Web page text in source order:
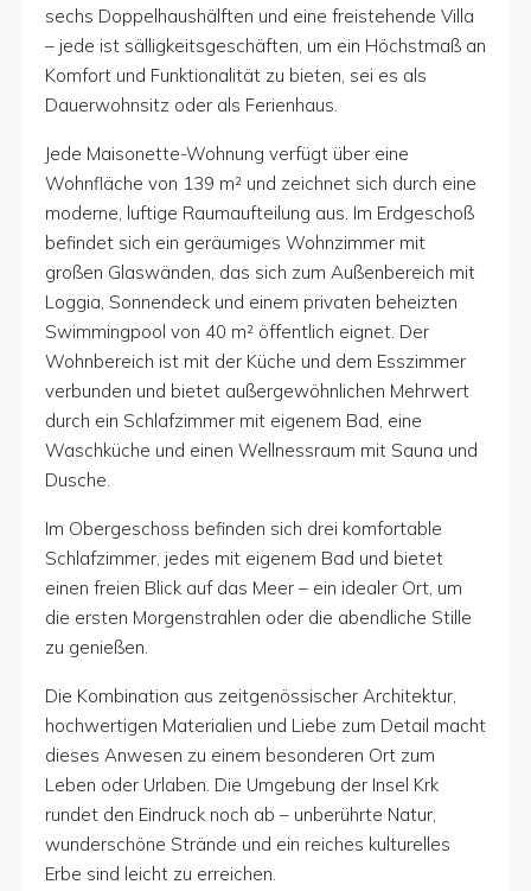
sechs Doppelhaushälften und eine freistehende Villa
– jede ist sälligkeitsgeschäften, um ein Höchstmaß an
Komfort und Funktionalität zu bieten, sei es als
Dauerwohnsitz oder als Ferienhaus.
Jede Maisonette-Wohnung verfügt über eine
Wohnfläche von 139 m² und zeichnet sich durch eine
moderne, luftige Raumaufteilung aus. Im Erdgeschoß
befindet sich ein geräumiges Wohnzimmer mit
großen Glaswänden, das sich zum Außenbereich mit
Loggia, Sonnendeck und einem privaten beheizten
Swimmingpool von 40 m² öffentlich eignet. Der
Wohnbereich ist mit der Küche und dem Esszimmer
verbunden und bietet außergewöhnlichen Mehrwert
durch ein Schlafzimmer mit eigenem Bad, eine
Waschküche und einen Wellnessraum mit Sauna und
Dusche.
Im Obergeschoss befinden sich drei komfortable
Schlafzimmer, jedes mit eigenem Bad und bietet
einen freien Blick auf das Meer – ein idealer Ort, um
die ersten Morgenstrahlen oder die abendliche Stille
zu genießen.
Die Kombination aus zeitgenössischer Architektur,
hochwertigen Materialien und Liebe zum Detail macht
dieses Anwesen zu einem besonderen Ort zum
Leben oder Urlaben. Die Umgebung der Insel Krk
rundet den Eindruck noch ab – unberührte Natur,
wunderschöne Strände und ein reiches kulturelles
Erbe sind leicht zu erreichen.